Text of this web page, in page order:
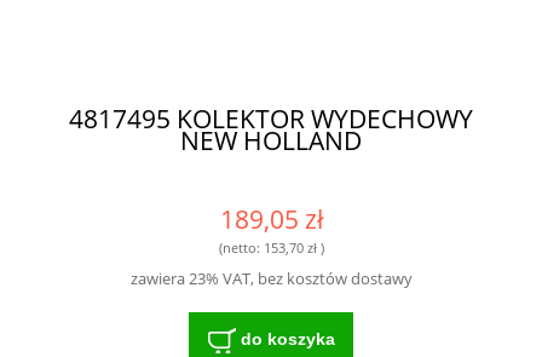
4817495 KOLEKTOR WYDECHOWY
NEW HOLLAND
189,05 zł
(netto: 153,70 zł)
zawiera 23% VAT, bez kosztów dostawy
do koszyka